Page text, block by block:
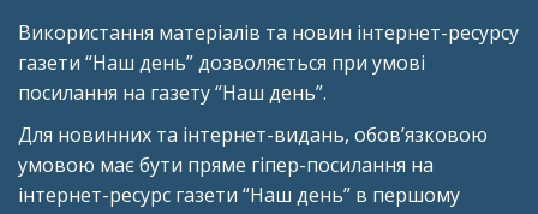
Використання матеріалів та новин інтернет-ресурсу
газети “Наш день” дозволяється при умові
посилання на газету “Наш день”.
Для новинних та інтернет-видань, обов’язковою
умовою має бути пряме гіпер-посилання на
інтернет-ресурс газети “Наш день” в першому